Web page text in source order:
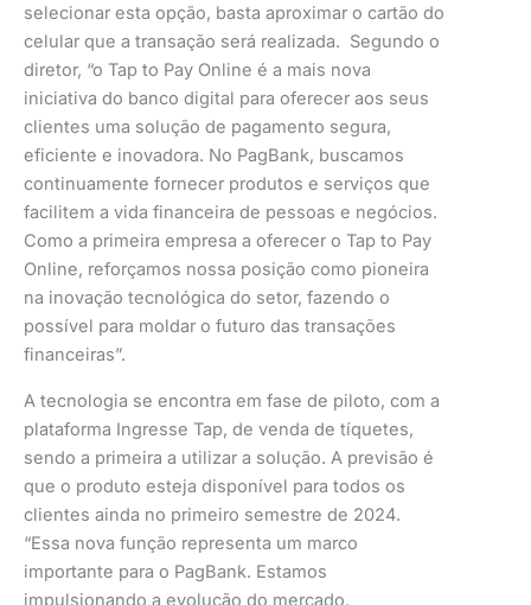
selecionar esta opção, basta aproximar o cartão do
celular que a transação será realizada. Segundo o
diretor, “o Tap to Pay Online é a mais nova
iniciativa do banco digital para oferecer aos seus
clientes uma solução de pagamento segura,
eficiente e inovadora. No PagBank, buscamos
continuamente fornecer produtos e serviços que
facilitem a vida financeira de pessoas e negócios.
Como a primeira empresa a oferecer o Tap to Pay
Online, reforçamos nossa posição como pioneira
na inovação tecnológica do setor, fazendo o
possível para moldar o futuro das transações
financeiras”.
A tecnologia se encontra em fase de piloto, com a
plataforma Ingresse Tap, de venda de tíquetes,
sendo a primeira a utilizar a solução. A previsão é
que o produto esteja disponível para todos os
clientes ainda no primeiro semestre de 2024.
“Essa nova função representa um marco
importante para o PagBank. Estamos
impulsionando a evolução do mercado,